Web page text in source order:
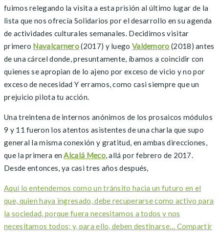
fuimos relegando la visita a esta prisión al último lugar de la
lista que nos ofrecía Solidarios por el desarrollo en su agenda
de actividades culturales semanales. Decidimos visitar
primero Navalcarnero(2017) y luego Valdemoro (2018) antes
de una cárcel donde, presuntamente, íbamos a coincidir con
quienes se apropian de lo ajeno por exceso de vicio y no por
exceso de necesidad Y erramos, como casi siempre que un
prejuicio pilota tu acción.
Una treintena de internos anónimos de los prosaicos módulos
9 y 11 fueron los atentos asistentes de una charla que supo
general la misma conexión y gratitud, en ambas direcciones,
que la primera enAlcalá Meco, allá por febrero de 2017.
Desde entonces, ya casi tres años después,
Aquí lo entendemos como un tránsito hacia un futuro en el
que, quien haya ingresado, debe recuperarse como activo para
la sociedad, porque fuera necesitamos a todos y nos
necesitamos todos; y, para ello, deben destinarse… Compartir